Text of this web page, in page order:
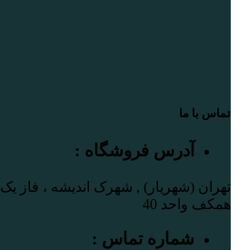
تماس با ما
آدرس فروشگاه :
تهران (شهریار) , شهرک اندیشه ، فاز
همکف واحد 40
شماره تماس :